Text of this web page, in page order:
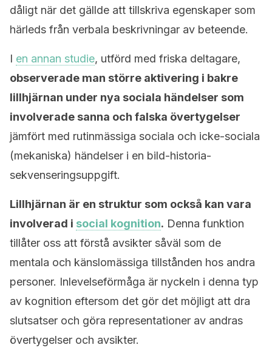
dåligt när det gällde att tillskriva egenskaper som
härleds från verbala beskrivningar av beteende.
I en annan studie, utförd med friska deltagare,
observerade man större aktivering i bakre
lillhjärnan under nya sociala händelser som
involverade sanna och falska övertygelser
jämfört med rutinmässiga sociala och icke-sociala
(mekaniska) händelser i en bild-historia-
sekvenseringsuppgift.
Lillhjärnan är en struktur som också kan vara
involverad i social kognition. Denna funktion
tillåter oss att förstå avsikter såväl som de
mentala och känslomässiga tillstånden hos andra
personer. Inlevelseförmåga är nyckeln i denna typ
av kognition eftersom det gör det möjligt att dra
slutsatser och göra representationer av andras
övertygelser och avsikter.